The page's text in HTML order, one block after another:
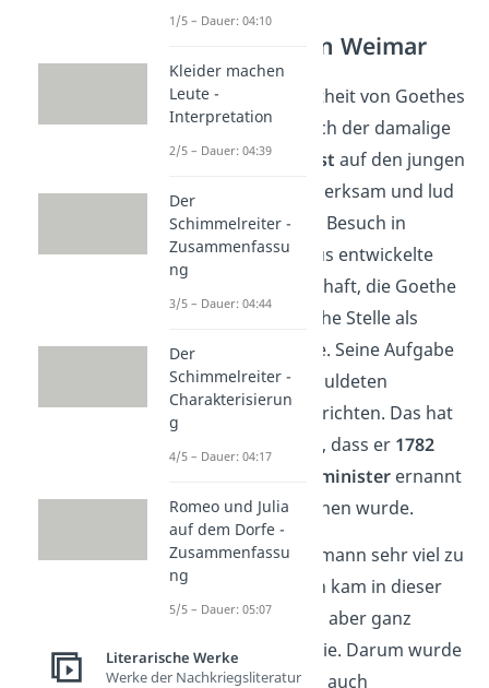
Staatsmann in Weimar
Durch die Bekanntheit von Goethes
Werken wurde auch der damalige
Herzog Carl August auf den jungen
Schriftsteller aufmerksam und lud
ihn1775auf einen Besuch in
Weimarein. Daraus entwickelte
sich eine Freundschaft, die Goethe
sogar eine politische Stelle als
Berater einbrachte. Seine Aufgabe
war es, den verschuldeten
Staatshaushalt zu richten. Das hat
er so gut gemacht, dass er 1782
Finanzminister ernannt
und adlig gesprochen wurde.
Er hatte als Staatsmann sehr viel zu
tun. Das Schreiben kam in dieser
Zeit etwas zu kurz, aber ganz
aufgehört hat er nie. Darum wurde
Goethe manchmal auch
1/5 – Dauer: 04:10
Kleider machen
Leute -
Interpretation
2/5 – Dauer: 04:39
Der
Schimmelreiter -
Zusammenfassu
ng
3/5 – Dauer: 04:44
Der
Schimmelreiter -
Charakterisierun
g
4/5 – Dauer: 04:17
Romeo und Julia
auf dem Dorfe -
Zusammenfassu
ng
5/5 – Dauer: 05:07
Literarische Werke
Werke der Nachkriegsliteratur